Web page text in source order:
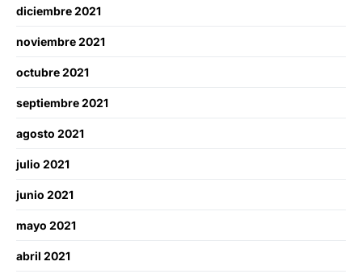
diciembre 2021
noviembre 2021
octubre 2021
septiembre 2021
agosto 2021
julio 2021
junio 2021
mayo 2021
abril 2021